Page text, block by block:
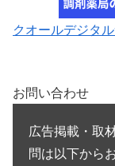
クオールデジタ
お問い合わせ
広告掲載・取
問は以下から